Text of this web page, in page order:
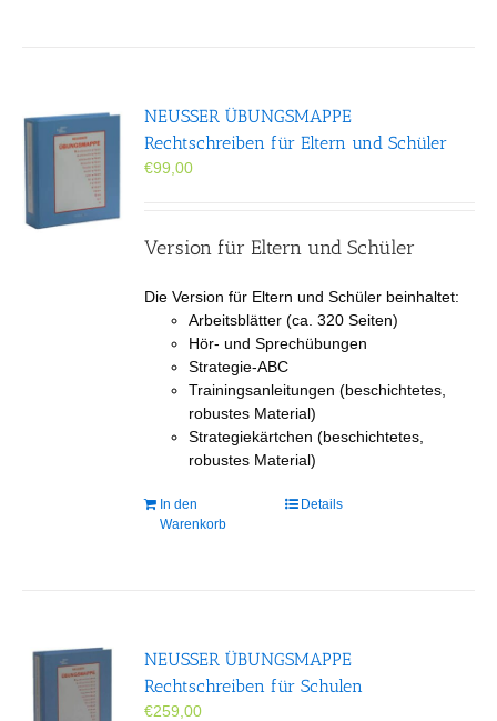
NEUSSER ÜBUNGS­MAPPE
Rechtschreiben für Eltern und Schüler
€99,00
Version für Eltern und Schüler
Die Version für Eltern und Schüler beinhaltet:
Arbeitsblätter (ca. 320 Seiten)
Hör- und Sprechübungen
Strategie-ABC
Trainingsanleitungen (beschichtetes,
robustes Material)
Strategiekärtchen (beschichtetes,
robustes Material)
In den
Warenkorb
Details
NEUSSER ÜBUNGS­MAPPE
Rechtschreiben für Schulen
€259,00